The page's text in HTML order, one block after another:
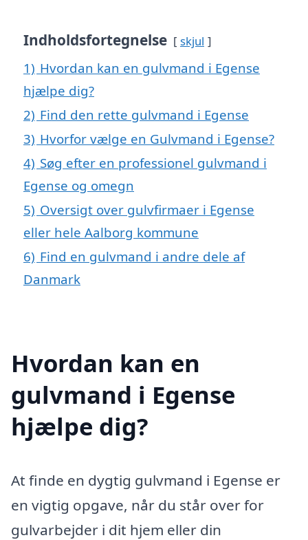
Indholdsfortegnelse skjul
1) Hvordan kan en gulvmand i Egense
hjælpe dig?
2) Find den rette gulvmand i Egense
3) Hvorfor vælge en Gulvmand i Egense?
4) Søg efter en professionel gulvmand i
Egense og omegn
5) Oversigt over gulvfirmaer i Egense
eller hele Aalborg kommune
6) Find en gulvmand i andre dele af
Danmark
Hvordan kan en
gulvmand i Egense
hjælpe dig?
At finde en dygtig gulvmand i Egense er
en vigtig opgave, når du står over for
gulvarbejder i dit hjem eller din